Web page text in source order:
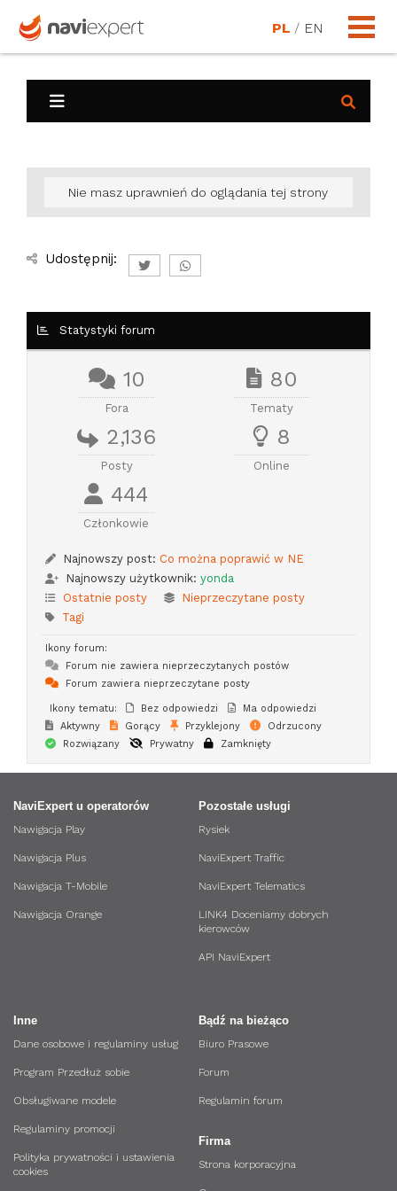
PL / EN
Nie masz uprawnień do oglądania tej strony
Udostępnij:
Statystyki forum
10
Fora
80
Tematy
2,136
Posty
8
Online
444
Członkowie
Najnowszy post: Co można poprawić w NE
Najnowszy użytkownik: yonda
Ostatnie posty
Nieprzeczytane posty
Tagi
Ikony forum:
Forum nie zawiera nieprzeczytanych postów
Forum zawiera nieprzeczytane posty
Ikony tematu: Bez odpowiedzi
Ma odpowiedzi
Aktywny
Gorący Przyklejony
Odrzucony
Rozwiązany
Prywatny Zamknięty
NaviExpert u operatorów
Nawigacja Play
Nawigacja Plus
Nawigacja T-Mobile
Nawigacja Orange
Pozostałe usługi
Rysiek
NaviExpert Traffic
NaviExpert Telematics
LINK4 Doceniamy dobrych
kierowców
API NaviExpert
Bądź na bieżąco
Biuro Prasowe
Forum
Regulamin forum
Firma
Strona korporacyjna
Inne
Dane osobowe i regulaminy usług
Program Przedłuż sobie
Obsługiwane modele
Regulaminy promocji
Polityka prywatności i ustawienia
cookies